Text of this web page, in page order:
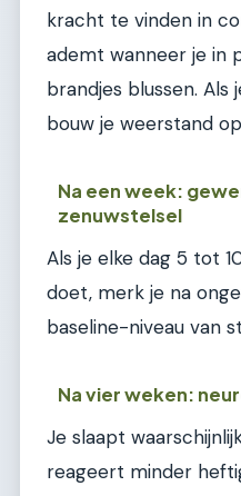
kracht te vinden in
ademt wanneer je in
brandjes blussen. Als
bouw je weerstand
Na een week:
zenuwstelsel
Als je elke dag 5 tot
doet, merk je na
baseline-niveau van
Na vier weken:
Je slaapt
reageert minder